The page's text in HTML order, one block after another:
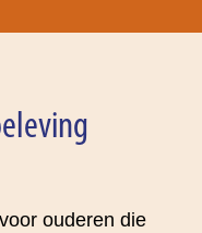
ouderen die